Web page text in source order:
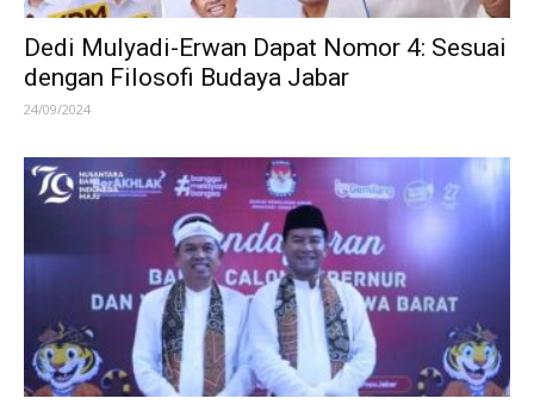
Dedi Mulyadi-Erwan Dapat Nomor 4: Sesuai
dengan Filosofi Budaya Jabar
24/09/2024